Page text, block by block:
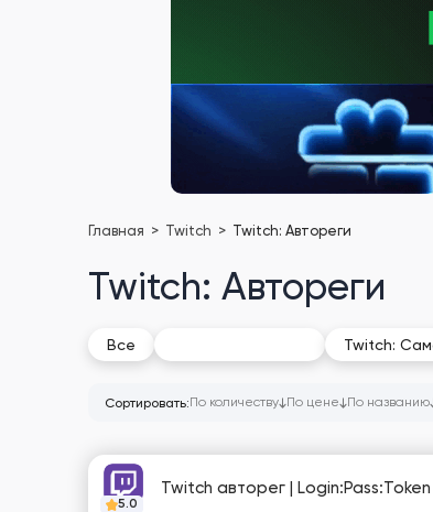
Главная Twitch Twitch: Автореги
Twitch: Автореги
Все Twitch:
Сортировать:По количеству По цене По названию
5.0
Twitch авторег |